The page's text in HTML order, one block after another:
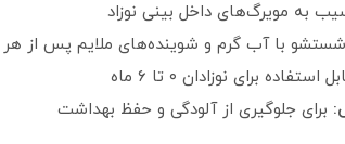
به مویرگ‌های داخل بینی نوزاد
با آب گرم و شوینده‌های ملایم پس از هر
استفاده برای نوزادان ۰ تا ۶ ماه
برای جلوگیری از آلودگی و حفظ بهداشت